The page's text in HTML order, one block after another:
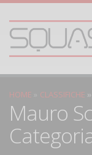
HOME CLASSIFICHE
Mauro